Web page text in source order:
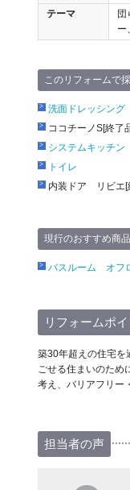
テーマ
団
ー
このリフォームで
洗面ドレッシン
ココチーノS[終了
システムキッチン
トイレ
内装ドア リビエ[
現行のおすすめ商品
バスルーム オフ
リフォームポイ
築30年超えの住宅を
ごせる住まいのため
考え、バリアフリー
担当者の声